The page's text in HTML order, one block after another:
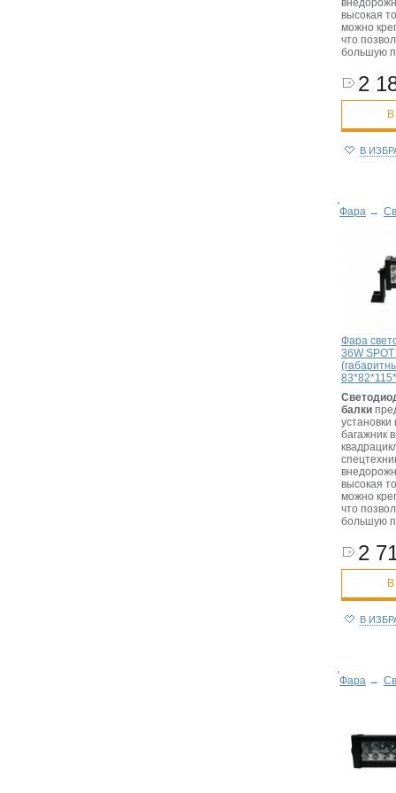
высокая
можно
что
большую
2
В
Фара →
Фара
36W
балки
багажник
высокая
можно
что
большую
2
В
Фара →